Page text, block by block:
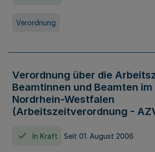
Verordnung
Verordnung über die
Beamtinnen und Beamten im
Nordrhein-Westfalen
(Arbeitszeitverordnung -
In Kraft Seit 01. August 2006